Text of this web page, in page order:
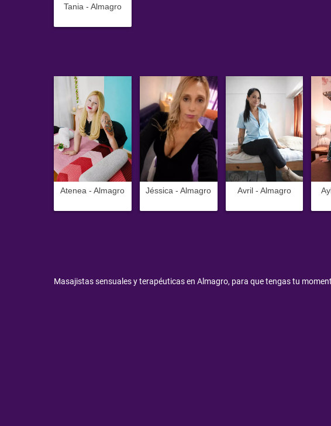
Tania - Almagro
Atenea - Almagro Jéssica - Almagro Avril - Almagro
Masajistas sensuales y terapéuticas en Almagro, para que tengas tu